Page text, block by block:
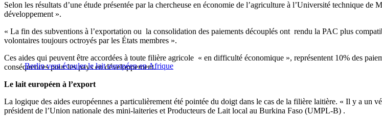
Selon les résultats d’une étude présentée par la chercheuse en économie de l’agriculture à l’Université technique
développement ».
« La fin des subventions à l’exportation ou la consolidation des paiements découplés ont rendu la PAC plus
volontaires toujours octroyés par les États membres ».
Berlin veut écouler le lait européen en Afrique
Ces aides qui peuvent être accordées à toute filière agricole « en difficulté économique », représentent 10% des
conséquences pour les pays en développement.
Le lait européen à l’export
La logique des aides européennes a particulièrement été pointée du doigt dans le cas de la filière laitière. « Il y a
président de l’Union nationale des mini-laiteries et Producteurs de Lait local au Burkina Faso (UMPL-B) .